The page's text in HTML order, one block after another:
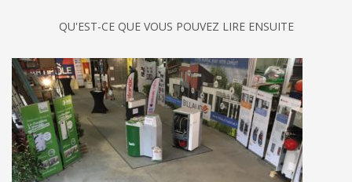
QU'EST-CE QUE VOUS POUVEZ LIRE ENSUITE